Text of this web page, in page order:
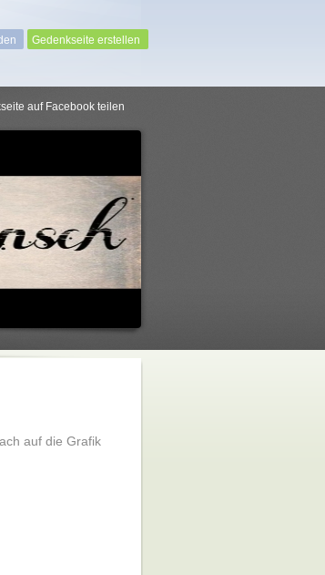
Gedenkseite erstellen
auf Facebook teilen
auf die Grafik